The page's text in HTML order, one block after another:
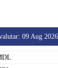
09 Aug 2026